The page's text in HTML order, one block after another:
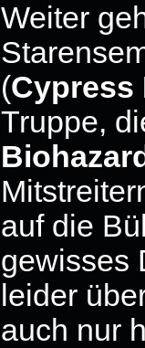
Weiter
(Cypress
Truppe,
auf die
gewisses
leider
auch nur